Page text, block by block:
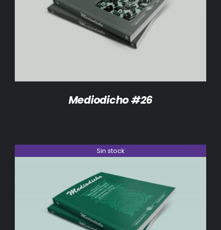
DETALLES
Mediodicho #26
Sin stock
DETALLES